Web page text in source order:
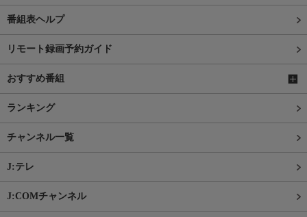
番組表ヘルプ
リモート録画予約ガイド
おすすめ番組
ランキング
チャンネル一覧
J:テレ
J:COMチャンネル